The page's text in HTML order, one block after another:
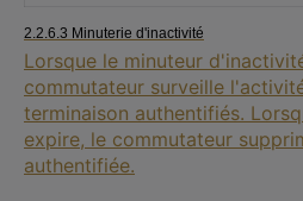
2.2.6.3 Minuterie d'inactivité
Lorsque le minuteur
commutateur surveille
terminaison authentifiés.
expire, le commutateur
authentifiée.